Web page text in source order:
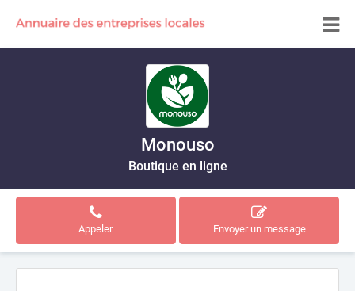
Monouso
Boutique en ligne
Appeler Envoyer un message